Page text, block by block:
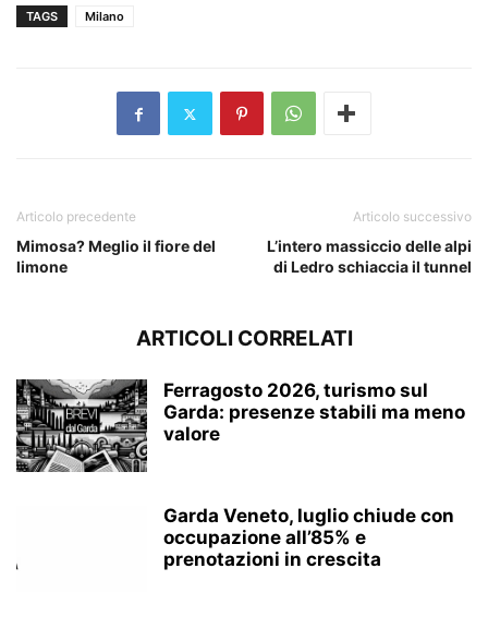
TAGS Milano
Articolo precedente
Mimosa? Meglio il fiore del
limone
Articolo successivo
L’intero massiccio delle alpi
di Ledro schiaccia il tunnel
ARTICOLI CORRELATI
Ferragosto 2026, turismo sul
Garda: presenze stabili ma meno
valore
Garda Veneto, luglio chiude con
occupazione all’85% e
prenotazioni in crescita